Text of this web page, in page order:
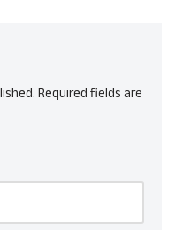
Required fields are